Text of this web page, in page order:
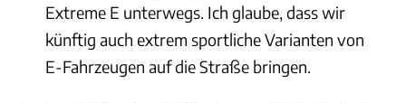
Extreme E unterwegs. Ich glaube, dass wir
künftig auch extrem sportliche Varianten von
E-Fahrzeugen auf die Straße bringen.